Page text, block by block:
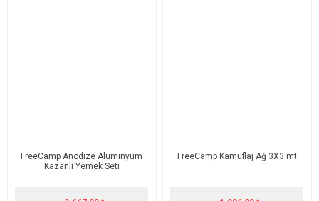
FreeCamp Anodize Alüminyum
Kazanlı Yemek Seti
FreeCamp Kamuflaj Ağ 3X3 mt